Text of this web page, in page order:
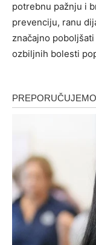
potrebnu pažnju i
prevenciju, ranu
značajno
ozbiljnih bolesti